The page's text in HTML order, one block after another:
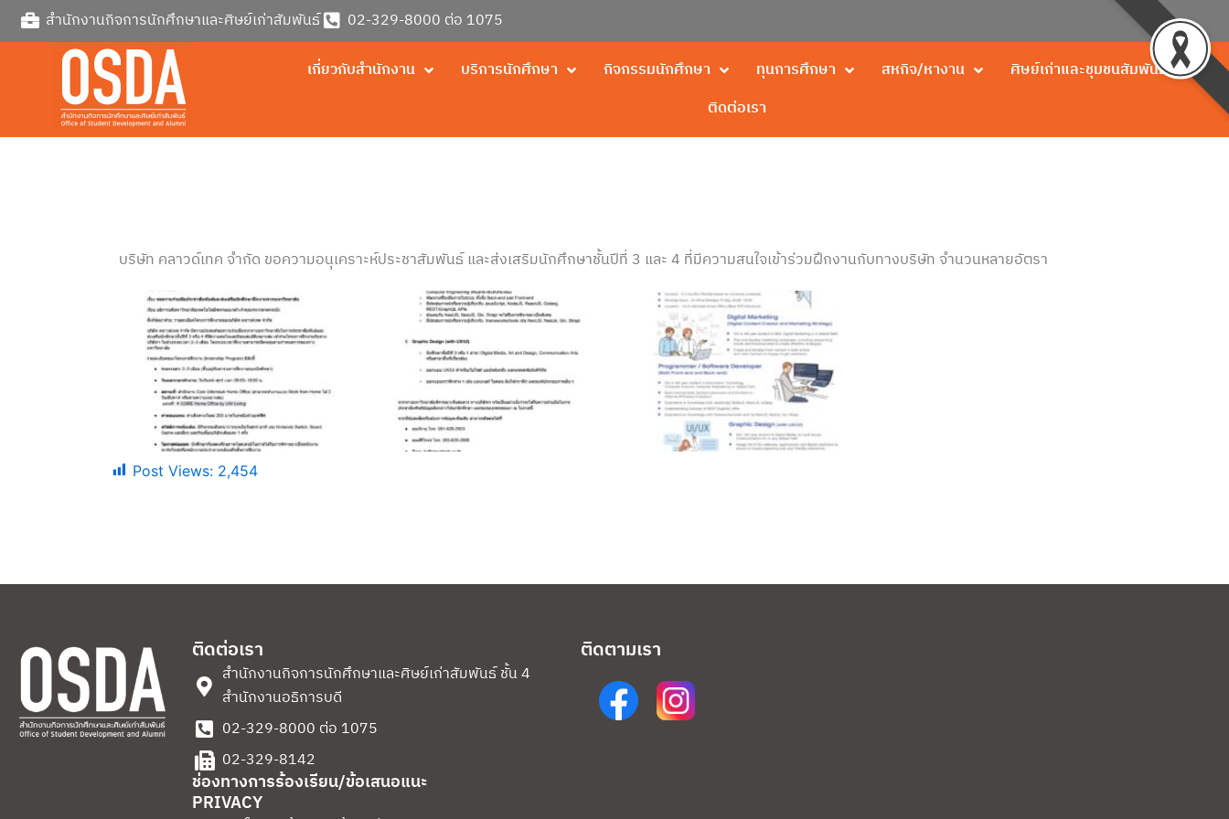
Skip
สำนักงานกิจการนักศึกษาและศิษย์เก่าสัมพันธ์
02-329-8000 ต่อ 1075
เกี่ยวกับสำนักงาน
บริการนักศึกษา กิจกรรมนักศึกษา ทุนการศึกษา สหกิจ/หางาน
ศิษย์เก่าและชุมชนสัมพันธ์
ติดต่อเรา
บริษัท คลาวด์เทค จำกัด ขอความอนุเคราะห์ประชาสัมพันธ์ และส่งเสริมนักศึกษาชั้นปีที่ 3 และ 4 ที่มีความสนใจเข้าร่วมฝึกงานกับทางบริษัท จำนวนหลายอัตรา
Post Views: 2,454
ติดต่อเรา
สำนักงานกิจการนักศึกษาและศิษย์เก่าสัมพันธ์ ชั้น 4
สำนักงานอธิการบดี
02-329-8000 ต่อ 1075
02-329-8142
ช่องทางการร้องเรียน/ข้อเสนอแนะ
PRIVACY
ติดตามเรา